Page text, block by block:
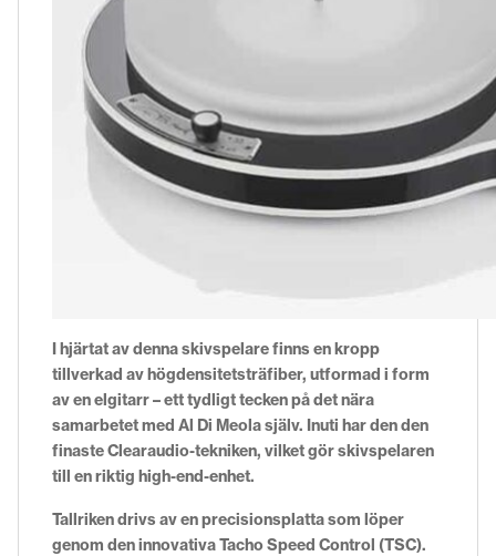
I hjärtat av denna skivspelare finns en kropp
tillverkad av högdensitetsträfiber, utformad i form
av en elgitarr – ett tydligt tecken på det nära
samarbetet med Al Di Meola själv. Inuti har den den
finaste Clearaudio-tekniken, vilket gör skivspelaren
till en riktig high-end-enhet.
Tallriken drivs av en precisionsplatta som löper
genom den innovativa Tacho Speed ​​Control (TSC).